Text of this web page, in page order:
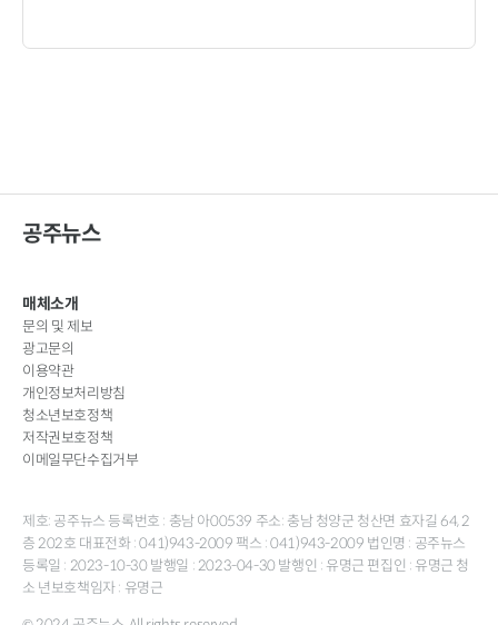
공주뉴스
매체소개
문의 및 제보
광고문의
이용약관
개인정보처리방침
청소년보호정책
저작권보호정책
이메일무단수집거부
제호: 공주뉴스 등록번호 : 충남 아00539 주소: 충남 청양군 청산면 효자길 64, 2
층 202호 대표전화 : 041)943-2009 팩스 : 041)943-2009 법인명 : 공주뉴스
등록일 : 2023-10-30 발행일 : 2023-04-30 발행인 : 유명근 편집인 : 유명근 청
소 년보호책임자 : 유명근